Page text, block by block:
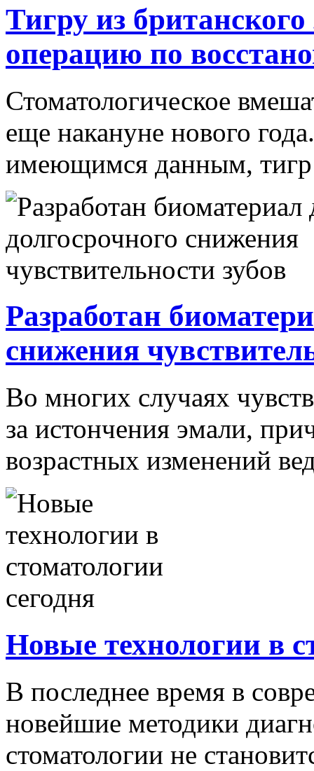
Тигру из
операцию по
Стоматологическое
еще накануне нового
имеющимся данным, тигр
Разработан
снижения
Во многих случаях
за истончения эмали,
возрастных изменений
Новые технологии в
В последнее время в
новейшие методики
стоматологии не